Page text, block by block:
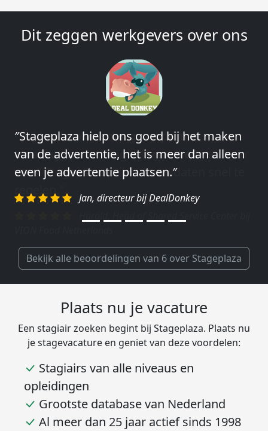
Dit zeggen werkgevers over ons
″Wij hebben in ieder geval prima
ervaringen met Stageplaza: elke keer weer
weet Stageplaza prima kandidaten snel te
regelen.″
Bekijk alle beoordelingen van 6 over Stageplaza
Plaats nu je vacature
Een stagiair zoeken begint bij Stageplaza. Plaats nu
je stagevacature en geniet van deze voordelen:
Stagiairs van alle niveaus en
opleidingen
Grootste database van Nederland
Al meer dan 25 jaar actief sinds 1998